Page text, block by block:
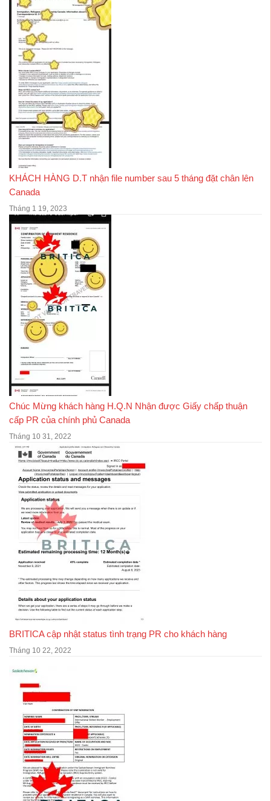
KHÁCH HÀNG D.T nhận file number sau 5 tháng đặt chân lên
Canada
Tháng 1 19, 2023
Chúc Mừng khách hàng H.Q.N Nhận được Giấy chấp thuận
cấp PR của chính phủ Canada
Tháng 10 31, 2022
BRITICA cập nhật status tình trạng PR cho khách hàng
Tháng 10 22, 2022